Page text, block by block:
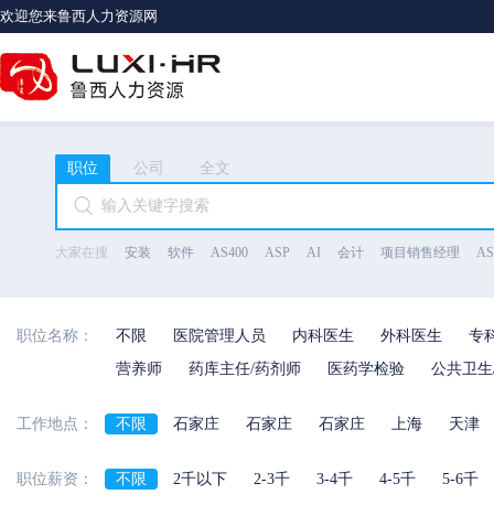
欢迎您来鲁西人力资源网
职位 公司 全文
大家在搜 安装 软件 AS400 ASP AI 会计 项目销售经理
职位名称： 不限 医院管理人员 内科医生 外科医生
专
营养师
药库主任/药剂师 医药学检验 公共卫
工作地点： 不限 石家庄 石家庄 石家庄 上海
天津
职位薪资：
不限 2千以下 2-3千 3-4千 4-5千 5-6千